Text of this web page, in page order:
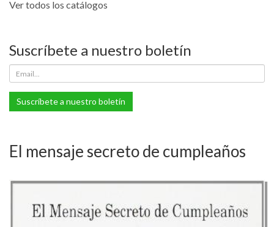
Ver todos los catálogos
Suscríbete a nuestro boletín
Suscríbete a nuestro boletín
El mensaje secreto de cumpleaños